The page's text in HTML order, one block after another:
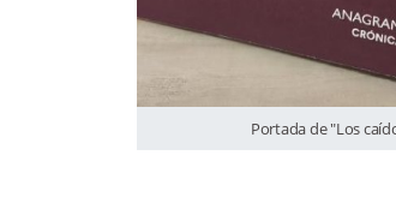
Portada de "Los